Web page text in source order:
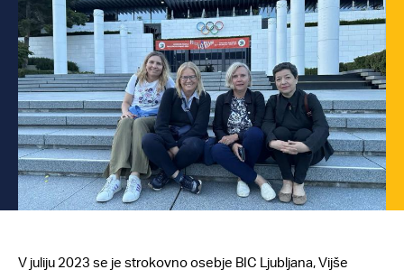
V juliju 2023 se je strokovno osebje BIC Ljubljana, Vijše